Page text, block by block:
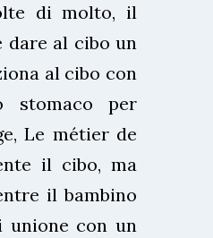
di molto, il
dare al cibo un
al cibo con
stomaco per
Le métier de
il cibo, ma
il bambino
unione con un